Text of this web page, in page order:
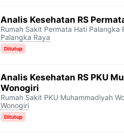
Analis Kesehatan RS
Rumah Sakit Permata Hati Palangka
Palangka Raya
Ditutup
Analis Kesehatan RS PKU
Wonogiri
Rumah Sakit PKU Muhammadiyah
Wonogiri
Ditutup